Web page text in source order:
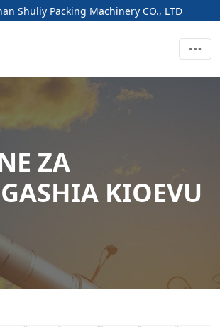
Shuliy Packing Machinery CO., LTD
ZA
KIOEVU